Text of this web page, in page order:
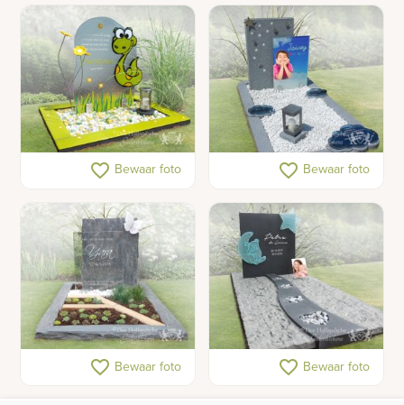
Kindergrafsteen glas
favorite_border Bewaar foto
Grafsteen voor een
favorite_border Bewaar foto
Zacht en natuurlijk
kindergedenkteken met
favorite_border Bewaar foto
Maan en ster op
gedenkteken voor
favorite_border Bewaar foto